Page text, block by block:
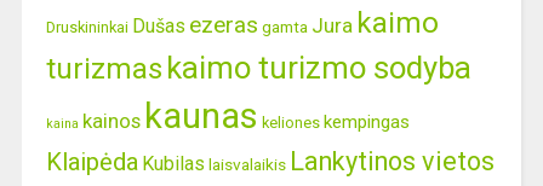
Druskininkai Dušas ezeras gamta Jura kaimo
turizmas kaimo turizmo sodyba
kaina kainos kaunas keliones kempingas
Klaipėda Kubilas laisvalaikis Lankytinos vietos